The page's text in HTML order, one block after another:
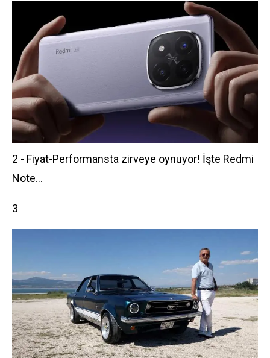
2 - Fiyat-Performansta zirveye oynuyor! İşte Redmi
Note...
3